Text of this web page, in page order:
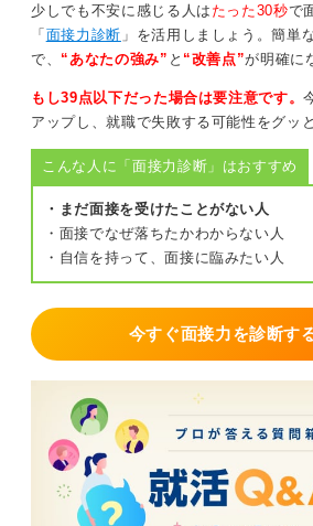
ねたり、自分がどのように貢献でき
るのがおすすめです。あわせて、企
どのような人物かを聞いてみると、自
める手がかりにもなります。
一次面接から社長と直接話すとなると
ょう。逆に言えばアピール次第で内定
高められるということでもあります
でください。
0
少しでも不安に感じる人は たった30秒で
「 面接力診断 」を活用しましょう。簡単
で、 “あなたの強み” と “改善点”が明確に
もし39点以下だった場合は要注意です。
アップし、就職で失敗する可能性をグッ
こんな人に「面接力診断」はおすすめ
・まだ面接を受けたことがない人
・面接でなぜ落ちたかわからない人
・自信を持って、面接に臨みたい人
今すぐ面接力を診断す